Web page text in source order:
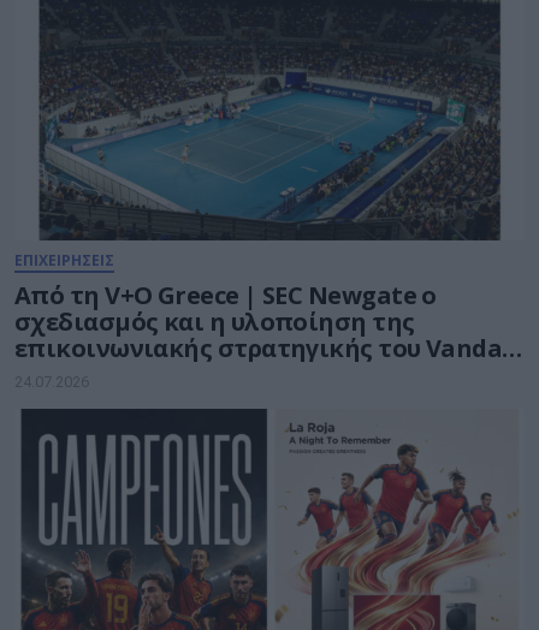
ΕΠΙΧΕΙΡΗΣΕΙΣ
Από τη V+O Greece | SEC Newgate ο
σχεδιασμός και η υλοποίηση της
επικοινωνιακής στρατηγικής του Vanda
Pharmaceuticals Athens Open WTA 250
24.07.2026